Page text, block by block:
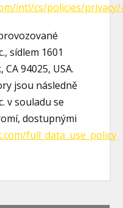
intl/cs/policies/
sídlem 1601
94025, USA.
jsou následně
v souladu se
dostupnými
full_data_use_policy